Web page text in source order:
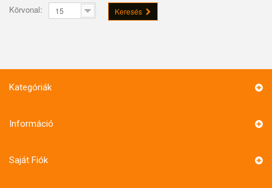
Körvonal: 15 Keresés
Kategóriák
Információ
Saját Fiók